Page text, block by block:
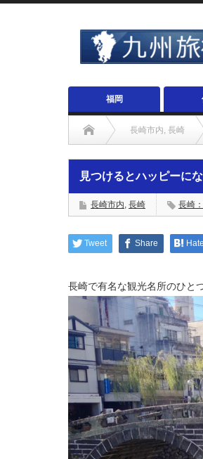
福岡
長崎市内, 長崎
見つけるとハッピーに
長崎市内, 長崎 長崎
Tweet Share
長崎で有名な観光名所のひと